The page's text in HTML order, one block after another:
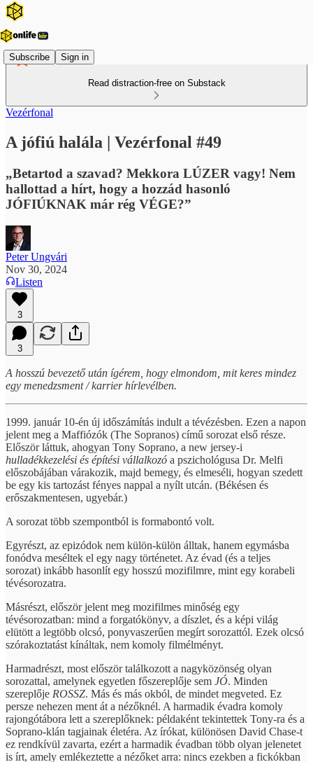
Subscribe Sign in
Read distraction-free on Substack
Vezérfonal
A jófiú halála | Vezérfonal #49
„Betartod a szavad? Mekkora LÚZER vagy! Nem
hallottad a hírt, hogy a hozzád hasonló
JÓFIÚKNAK már rég VÉGE?”
Peter Ungvári
Nov 30, 2024
Listen
3
3
A hosszú bevezető után ígérem, hogy elmondom, mit keres mindez
egy menedzsment / karrier hírlevélben.
1999. január 10-én új időszámítás indult a tévézésben. Ezen a napon
jelent meg a Maffiózók (The Sopranos) című sorozat első része.
Először láttuk, ahogyan Tony Soprano, a new jersey-i
hulladékkezelési és építési vállalkozó a pszichológusa Dr. Melfi
előszobájában várakozik, majd bemegy, és elmeséli, hogyan szedett
be egy kis tartozást fényes nappal a nyílt utcán. (Békésen és
erőszakmentesen, ugyebár.)
A sorozat több szempontból is formabontó volt.
Egyrészt, az epizódok nem külön-külön álltak, hanem egymásba
fonódva meséltek el egy nagy történetet. Az évad (és a teljes
sorozat) inkább hasonlít egy hosszú mozifilmre, mint egy korabeli
tévésorozatra.
Másrészt, először jelent meg mozifilmes minőség egy
tévésorozatban: mind a forgatókönyv, a díszlet, és a képi világ
elütött a legtöbb olcsó, ponyvaszerűen megírt sorozattól. Ezek olcsó
szórakoztatást kínáltak, nem komoly filmélményt.
Harmadrészt, most először találkozott a nagyközönség olyan
sorozattal, amelynek egyetlen főszereplője sem JÓ. Minden
szereplője ROSSZ. Más és más okból, de mindet megveted. Ez
persze nehezen ment át a nézőknél. A harmadik évadra komoly
rajongótábora lett a szereplőknek: példaként tekintettek Tony-ra és a
Soprano-klán tagjainak életéra. Az írókat, különösen David Chase-t
ez rendkívül zavarta, ezért a harmadik évadban több olyan jelenetet
is írt, amely emlékeztette a nézőket arra: nincs ezekben a fickókban